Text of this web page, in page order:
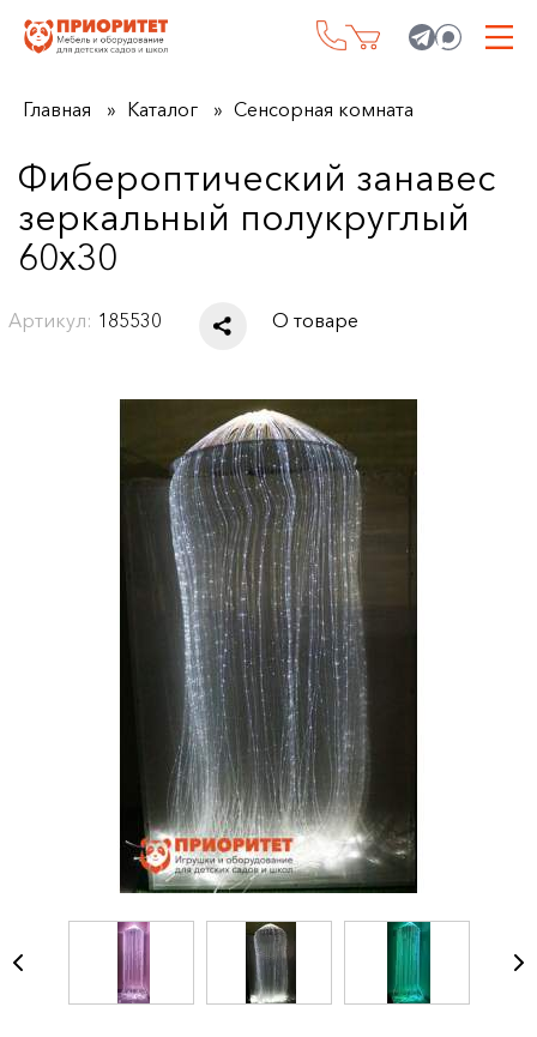
Главная Каталог Сенсорная комната
Фибероптический занавес
зеркальный полукруглый
60х30
Артикул: 185530 О товаре